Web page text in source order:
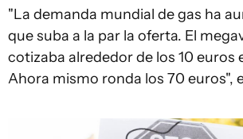
"La demanda mundial de gas ha
que suba a la par la oferta. El
cotizaba alrededor de los 10 euros
Ahora mismo ronda los 70 euros",